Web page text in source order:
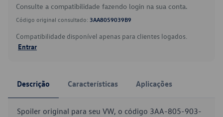
Consulte a compatibilidade fazendo login na sua conta.
Código original consultado: 3AA8059039B9
Compatibilidade disponível apenas para clientes logados.
Entrar
Descrição Características Aplicações
Spoiler original para seu VW, o código 3AA-805-903-